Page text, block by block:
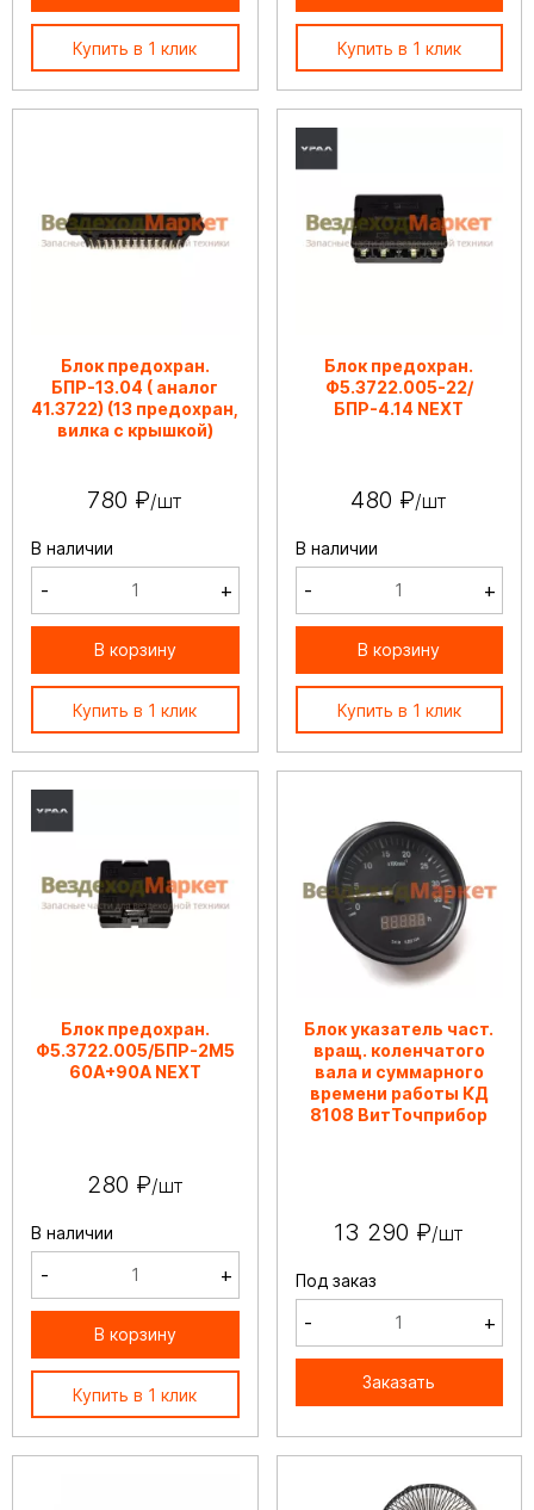
Купить в 1 клик Купить в 1 клик
Блок предохран.
БПР-13.04 ( аналог
41.3722) (13 предохран,
вилка с крышкой)
780 ₽/шт
В наличии
- +
В корзину
Купить в 1 клик
Блок предохран.
Ф5.3722.005-22/
БПР-4.14 NEXT
480 ₽/шт
В наличии
- +
В корзину
Купить в 1 клик
Блок предохран.
Ф5.3722.005/БПР-2М5
60А+90А NEXT
280 ₽/шт
В наличии
- +
В корзину
Купить в 1 клик
Блок указатель част.
вращ. коленчатого
вала и суммарного
времени работы КД
8108 ВитТочприбор
13 290 ₽/шт
Под заказ
- +
Заказать